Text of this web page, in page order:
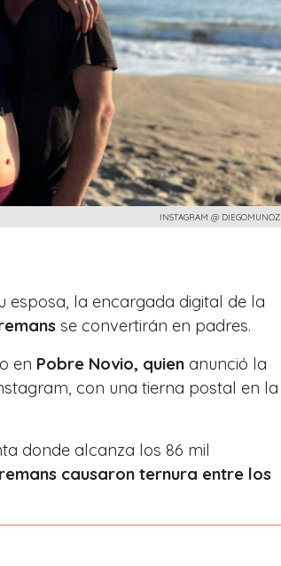
INSTAGRAM @ DIEGOMUNOZ
esposa, la encargada digital de la
se convertirán en padres.
en Pobre Novio, quien anunció la
con una tierna postal en la
donde alcanza los 86 mil
causaron ternura entre los